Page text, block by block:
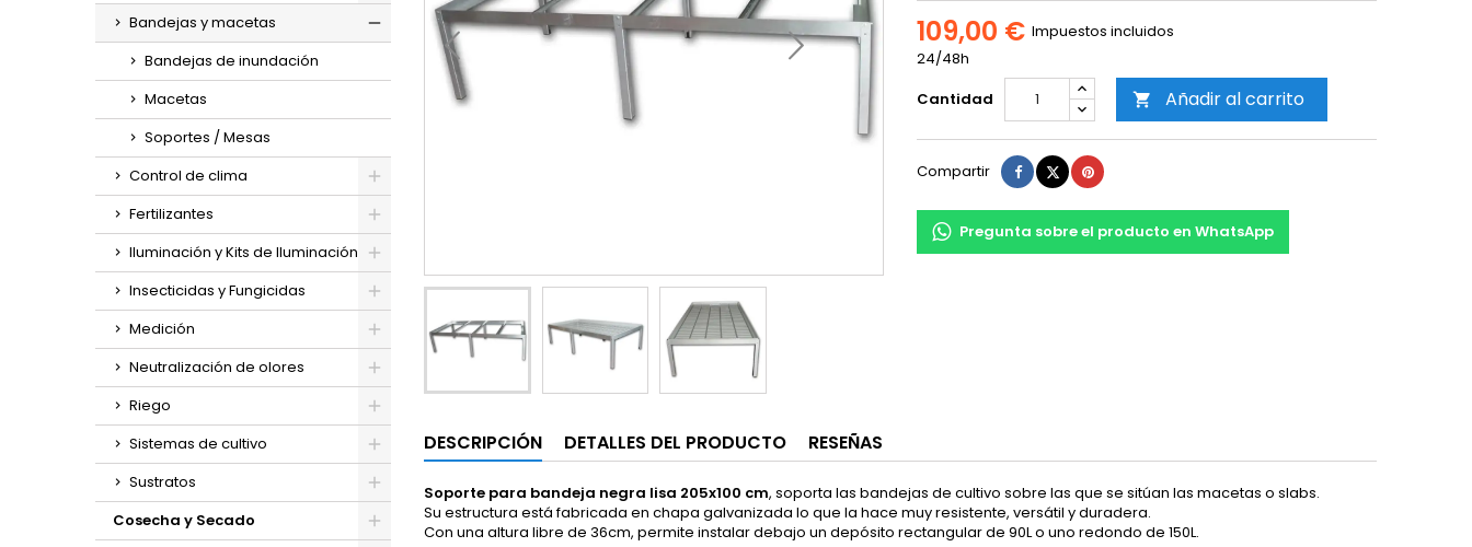
Bandejas y macetas
Bandejas de inundación
Macetas
Soportes / Mesas
Control de clima
Fertilizantes
Iluminación y Kits de Iluminación
Insecticidas y Fungicidas
Medición
Neutralización de olores
Riego
Sistemas de cultivo
Sustratos
Cosecha y Secado
109,00 € Impuestos incluidos
24/48h
Cantidad
 Añadir al carrito
Compartir Compartir
TuitearPinterest
Pregunta sobre el producto en WhatsApp
DESCRIPCIÓN DETALLES DEL PRODUCTO RESEÑAS
Soporte para bandeja negra lisa 205x100 cm, soporta las bandejas de cultivo sobre las que se sitúan las macetas o slabs.
Su estructura está fabricada en chapa galvanizada lo que la hace muy resistente, versátil y duradera.
Con una altura libre de 36cm, permite instalar debajo un depósito rectangular de 90L o uno redondo de 150L.